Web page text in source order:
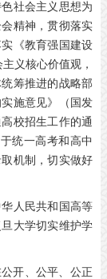
社会主义思想为
精神，贯彻落实
《教育强国建设
义核心价值观，
筹推进的战略部
施意见》（国发
高校招生工作的通
统一高考和高中
机制，切实做好
人民共和国高等
大学切实维护学
开、公平、公正